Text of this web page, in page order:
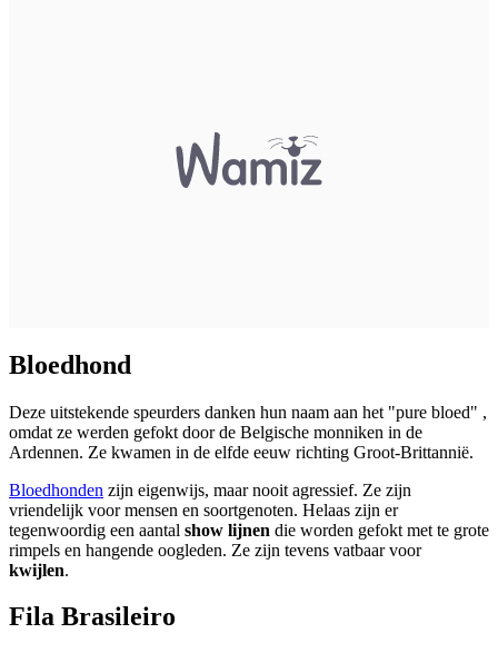
Bloedhond
Deze uitstekende speurders danken hun naam aan het "pure bloed" ,
omdat ze werden gefokt door de Belgische monniken in de
Ardennen. Ze kwamen in de elfde eeuw richting Groot-Brittannië.
Bloedhonden zijn eigenwijs, maar nooit agressief. Ze zijn
vriendelijk voor mensen en soortgenoten. Helaas zijn er
tegenwoordig een aantal show lijnen die worden gefokt met te grote
rimpels en hangende oogleden. Ze zijn tevens vatbaar voor
kwijlen.
Fila Brasileiro